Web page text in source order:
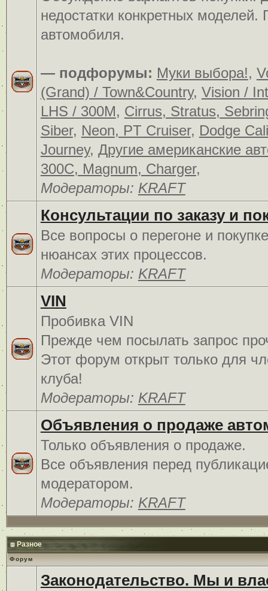
недостатки конкретных
автомобиля.
— подфорумы: Муки выбора!,
(Grand) / Town&Country, Vision /
LHS / 300M, Cirrus, Stratus,
Siber, Neon, PT Cruiser, Dodge
Journey, Другие американские
300C, Magnum, Charger,
Модераторы: KRAFT
Консультации по заказу и
Все вопросы о перегоне и
нюансах этих процессов.
Модераторы: KRAFT
VIN
Пробивка VIN
Прежде чем посылать запрос
Этот форум открыт только для
клуба!
Модераторы: KRAFT
Объявления о продаже
Только объявления о продаже.
Все объявления перед
модератором.
Модераторы: KRAFT
Разное
Форум
Законодательство. Мы и